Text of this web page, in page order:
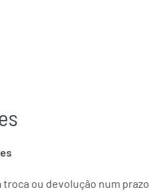
ou devolução num